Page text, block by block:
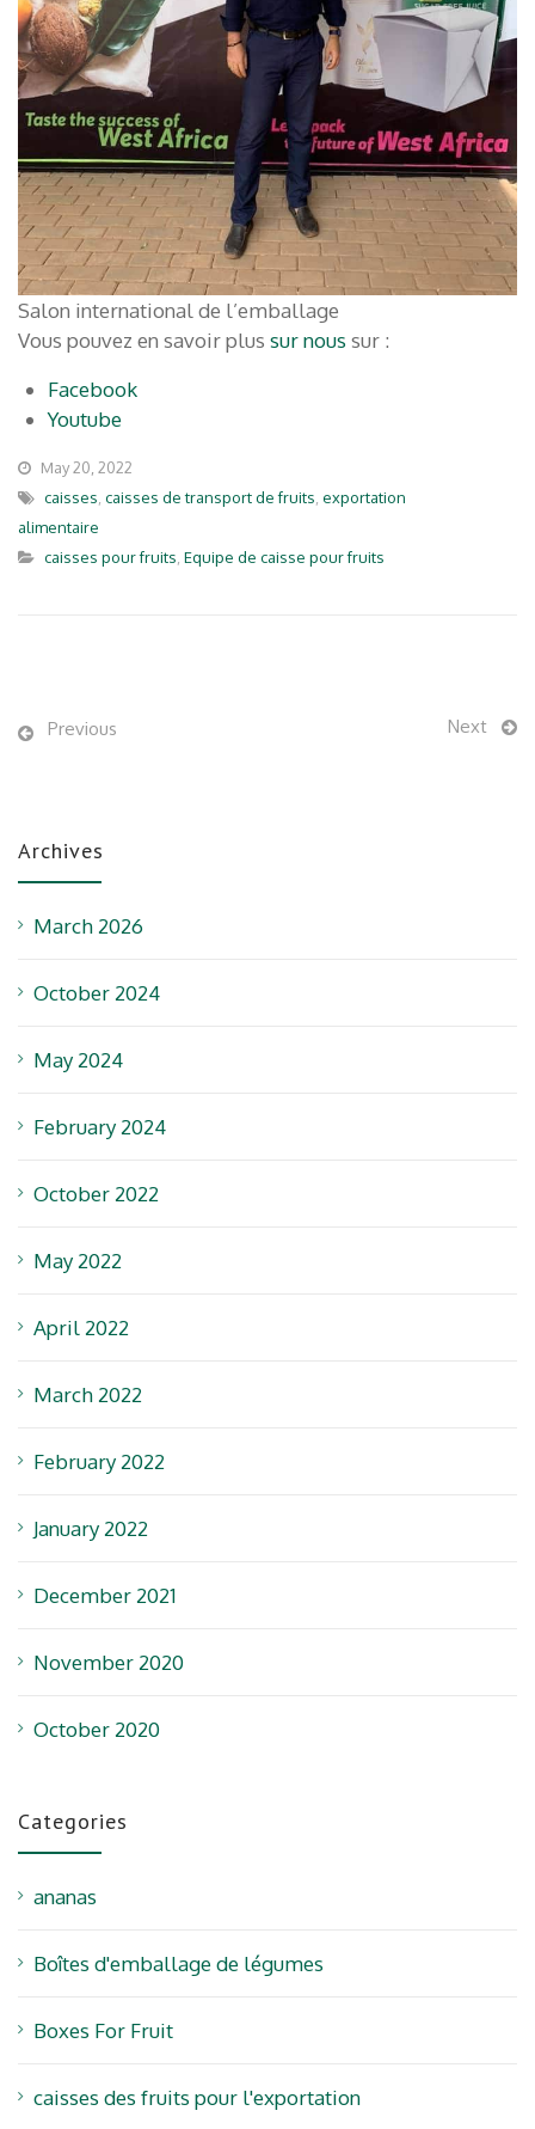
Salon international de l’emballage
Vous pouvez en savoir plus sur nous sur :
Facebook
Youtube
May 20, 2022
caisses caisses de transport de fruits exportation
alimentaire
caisses pour fruits Equipe de caisse pour fruits
Previous Next
Archives
March 2026
October 2024
May 2024
February 2024
October 2022
May 2022
April 2022
March 2022
February 2022
January 2022
December 2021
November 2020
October 2020
Categories
ananas
Boîtes d'emballage de légumes
Boxes For Fruit
caisses des fruits pour l'exportation